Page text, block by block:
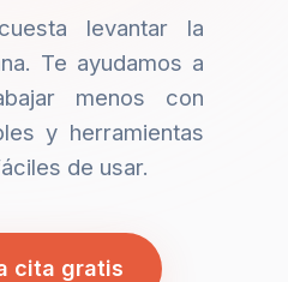
levantar la
Te ayudamos a
menos con
y herramientas
de usar.
cita gratis